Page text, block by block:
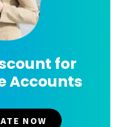
for
Accounts
NOW